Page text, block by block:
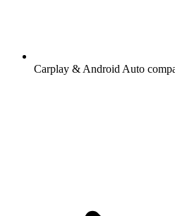
Carplay & Android Auto